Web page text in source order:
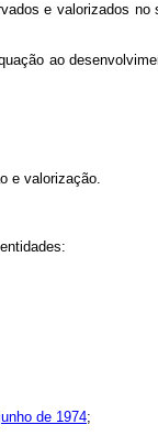
e valorizados
ao
e valorização.
de 1974;